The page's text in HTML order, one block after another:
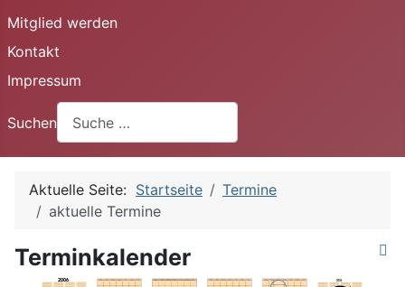
Mitglied werden
Kontakt
Impressum
Suchen
Aktuelle Seite: Startseite
Termine
aktuelle Termine
Terminkalender